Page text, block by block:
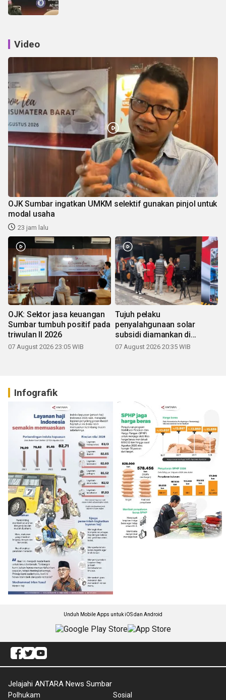
Video
OJK Sumbar ingatkan UMKM selektif gunakan pinjol untuk
modal usaha
23 jam lalu
OJK: Sektor jasa keuangan
Sumbar tumbuh positif pada
triwulan II 2026
07 August 2026 23:05 WIB
Tujuh pelaku
penyalahgunaan solar
subsidi diamankan di
Sumbar
07 August 2026 20:35 WIB
Infografik
Unduh Mobile Apps untuk iOS dan Android
Jelajahi ANTARA News Sumbar
Polhukam Sosial